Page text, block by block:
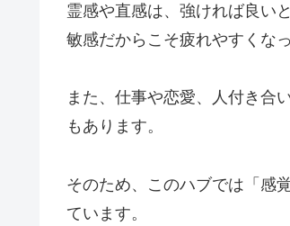
霊感や直感は、強ければ良い
敏感だからこそ疲れやすくな
また、仕事や恋愛、人付き合
もあります。
そのため、このハブでは「感
ています。